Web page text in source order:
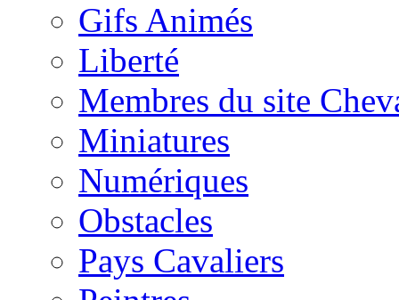
Gifs Animés
Liberté
Membres du site
Miniatures
Numériques
Obstacles
Pays Cavaliers